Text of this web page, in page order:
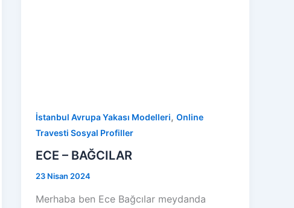
İstanbul Avrupa Yakası Modelleri, Online
Travesti Sosyal Profiller
ECE – BAĞCILAR
23 Nisan 2024
Merhaba ben Ece Bağcılar meydanda